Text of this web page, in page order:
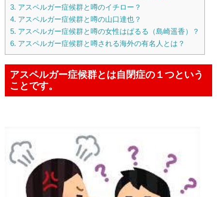
3. アスペルガー症候群と噂のイチロー？
4. アスペルガー症候群と噂の山口達也？
5. アスペルガー症候群と噂の女性はぱるる（島崎遥香）？
6. アスペルガー症候群と噂される海外の有名人とは？
アスペルガー症候群とは自閉症の１つという
ことです。